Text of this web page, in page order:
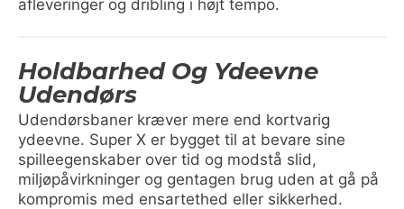
afleveringer og dribling i højt tempo.
Holdbarhed Og Ydeevne
Udendørs
Udendørsbaner kræver mere end kortvarig
ydeevne. Super X er bygget til at bevare sine
spilleegenskaber over tid og modstå slid,
miljøpåvirkninger og gentagen brug uden at gå på
kompromis med ensartethed eller sikkerhed.